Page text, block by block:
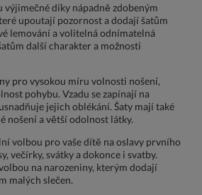
výjimečné díky nápadně zdobeným
upoutají pozornost a dodají šatům
lemování a volitelná odnímatelná
další charakter a možnosti
pro vysokou míru volnosti nošení,
pohybu. Vzadu se zapínají na
jejich oblékání. Šaty mají také
nošení a větší odolnost látky.
volbou pro vaše dítě na oslavy prvního
večírky, svátky a dokonce i svatby.
na narozeniny, kterým dodají
malých slečen.